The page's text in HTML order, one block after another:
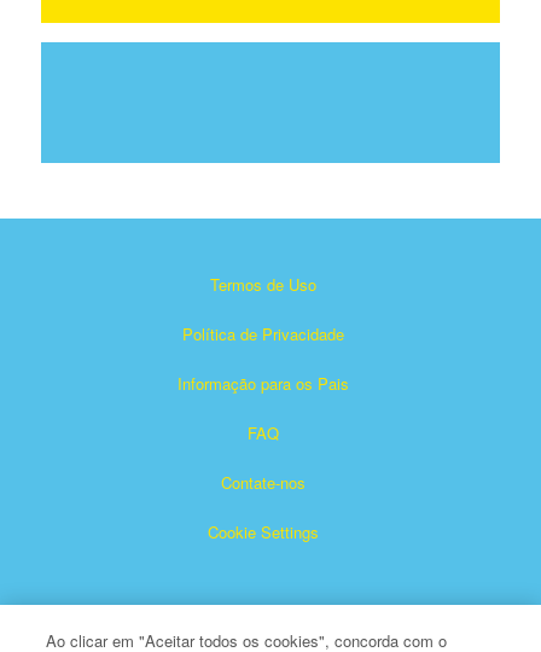
Termos de Uso
Política de Privacidade
Informação para os Pais
FAQ
Contate-nos
Cookie Settings
Ao clicar em "Aceitar todos os cookies", concorda com o